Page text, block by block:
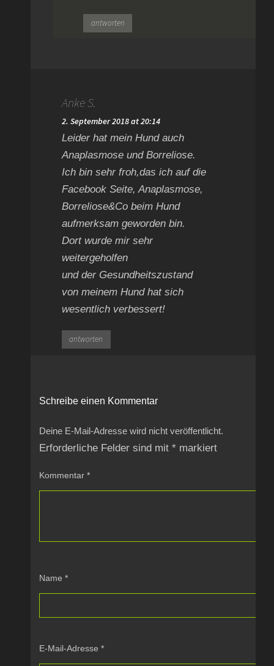
antworten
Anke S.
2. September 2018 at 20:14
Leider hat mein Hund auch
Anaplasmose und Borreliose.
Ich bin sehr froh,das ich auf die
Facebook Seite, Anaplasmose,
Borreliose&Co beim Hund
aufmerksam geworden bin.
Dort wurde mir sehr
weitergeholfen
und der Gesundheitszustand
von meinem Hund hat sich
wesentlich verbessert!
antworten
Schreibe einen Kommentar
Deine E-Mail-Adresse wird nicht veröffentlicht.
Erforderliche Felder sind mit* markiert
Kommentar*
Name*
E-Mail-Adresse*